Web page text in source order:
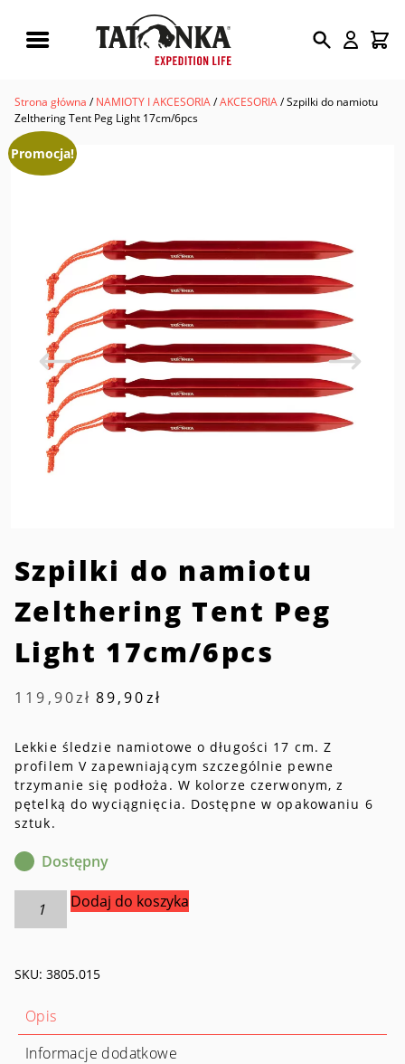
produktów
Strona główna /NAMIOTY I AKCESORIA/AKCESORIA/ Szpilki do namiotu
Zelthering Tent Peg Light 17cm/6pcs
Promocja!
Szpilki do namiotu
Zelthering Tent Peg
Light 17cm/6pcs
119,90zł cena
119,90zł.
89,90zł
89,90zł.
Lekkie śledzie namiotowe o długości 17 cm. Z
profilem V zapewniającym szczególnie pewne
trzymanie się podłoża. W kolorze czerwonym, z
pętelką do wyciągnięcia. Dostępne w opakowaniu 6
sztuk.
Dostępny
Szpilki
Zelthering
Peg
Light
17cm/6pcs
Dodaj do koszyka
SKU: 3805.015
Opis
Informacje dodatkowe